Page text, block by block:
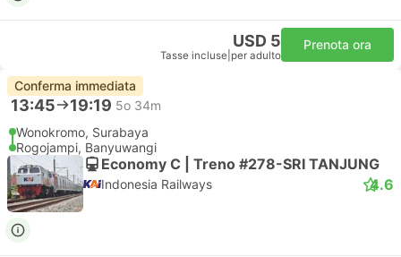
USD 5
Tasse incluse per adulto
Prenota ora
Conferma immediata
13:45 19:19 5o 34m
Wonokromo, Surabaya
Rogojampi, Banyuwangi
Economy C | Treno #278-SRI TANJUNG
Indonesia Railways 4.6